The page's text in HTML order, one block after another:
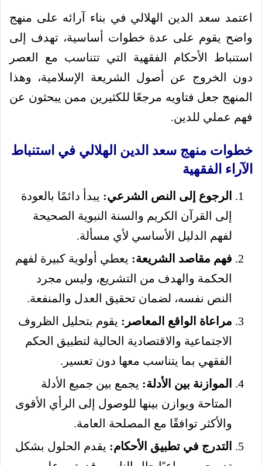
اعتمد سعد الدين الهلالي في بناء آرائه على منهج
واضح يقوم على عدة خطوات أساسية، تهدف إلى
استنباط الأحكام الفقهية التي تتناسب مع العصر
دون الخروج عن أصول الشريعة الإسلامية، وهذا
المنهج جعل فتاويه مرجعًا للكثيرين ممن يبحثون عن
فهم عملي للدين.
خطوات منهج سعد الدين الهلالي في استنباط
الآراء الفقهية
الرجوع إلى النص الشرعي: يبدأ دائمًا بالعودة
إلى القرآن الكريم والسنة النبوية الصحيحة
لفهم الدليل الأساسي لأي مسألة.
فهم مقاصد الشريعة: يعطي أولوية كبيرة لفهم
الحكمة والهدف من التشريع، وليس مجرد
النص نفسه، لضمان تحقيق العدل والمنفعة.
مراعاة الواقع المعاصر: يقوم بتحليل الظروف
الاجتماعية والاقتصادية الحالية لتطبيق الحكم
الفقهي بما يتناسب معها دون تعسير.
الموازنة بين الأدلة: يجمع بين جميع الأدلة
المتاحة ويوازن بينها للوصول إلى الرأي الأقوى
والأكثر توافقًا مع المصلحة العامة.
التدرج في تطبيق الأحكام: يقدم الحلول بشكل